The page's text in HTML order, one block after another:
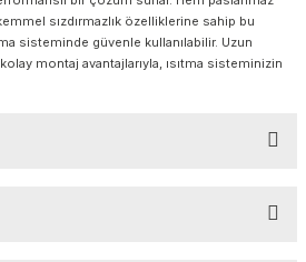
sızdırmazlık özelliklerine sahip bu
sisteminde güvenle kullanılabilir. Uzun
montaj avantajlarıyla, ısıtma sisteminizin